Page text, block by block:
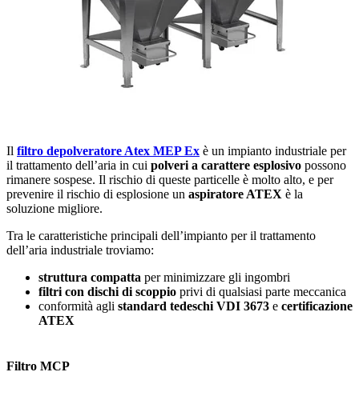
Il filtro depolveratore Atex MEP Ex è un impianto industriale per
il trattamento dell’aria in cui polveri a carattere esplosivo possono
rimanere sospese. Il rischio di queste particelle è molto alto, e per
prevenire il rischio di esplosione un aspiratore ATEX è la
soluzione migliore.
Tra le caratteristiche principali dell’impianto per il trattamento
dell’aria industriale troviamo:
struttura compatta per minimizzare gli ingombri
filtri con dischi di scoppio privi di qualsiasi parte meccanica
conformità agli standard tedeschi VDI 3673 e certificazione
ATEX
Filtro MCP